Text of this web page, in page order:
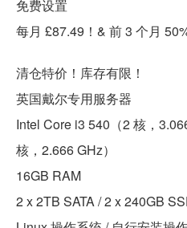
免费设置
每月 £87.49！& 前 3 个月
清仓特价！库存有限！
英国戴尔专用服务器
Intel Core i3 540（2 核，
核，2.666 GHz）
16GB RAM
2 x 2TB SATA / 2 x 240GB